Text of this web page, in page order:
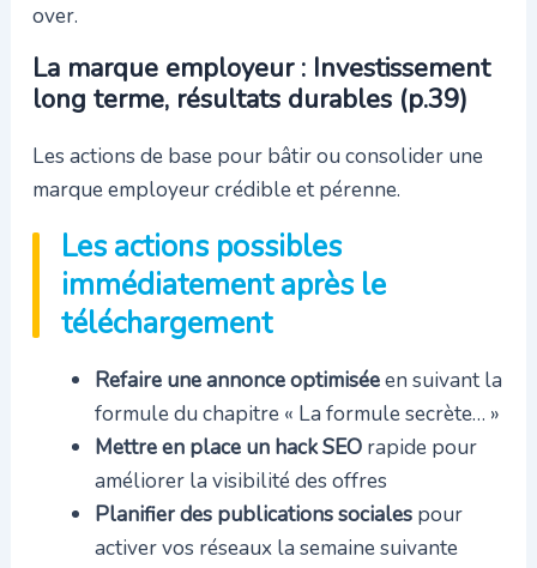
over.
La marque employeur : Investissement
long terme, résultats durables (p.39)
Les actions de base pour bâtir ou consolider une
marque employeur crédible et pérenne.
Les actions possibles
immédiatement après le
téléchargement
Refaire une annonce optimiséeen suivant la
formule du chapitre « La formule secrète… »
Mettre en place un hack SEOrapide pour
améliorer la visibilité des offres
Planifier des publications socialespour
activer vos réseaux la semaine suivante